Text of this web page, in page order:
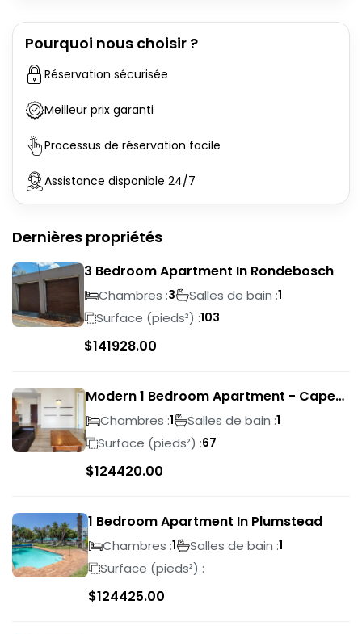
Pourquoi nous choisir ?
Réservation sécurisée
Meilleur prix garanti
Processus de réservation facile
Assistance disponible 24/7
Dernières propriétés
3 Bedroom Apartment In Rondebosch
Chambres :3 Salles de bain :1
Surface (pieds²) :103
$141928.00
Modern 1 Bedroom Apartment - Cape
TownChambres :1 Salles de bain :1
Surface (pieds²) :67
$124420.00
1 Bedroom Apartment In Plumstead
Chambres :1 Salles de bain :1
Surface (pieds²) :
$124425.00